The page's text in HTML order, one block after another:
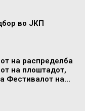
во ЈКП
на распределба
на плоштадот,
Фестивалот на...